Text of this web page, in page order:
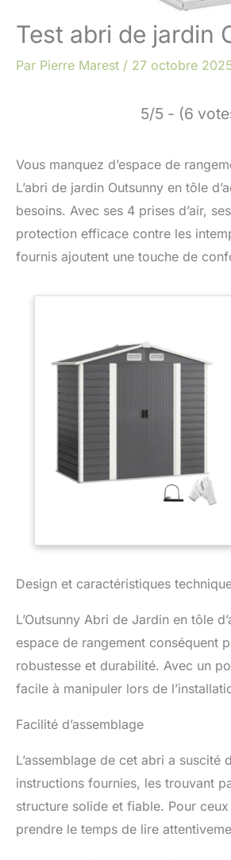
Test abri de jardin
Par Pierre Marest / 27 octobre
5/5 - (6
Vous manquez d’espace de
L’abri de jardin Outsunny en tôle
besoins. Avec ses 4 prises d’air,
protection efficace contre les
fournis ajoutent une touche de
Design et caractéristiques
L’Outsunny Abri de Jardin en tôle
espace de rangement conséquent
robustesse et durabilité. Avec un
facile à manipuler lors de
Facilité d’assemblage
L’assemblage de cet abri a
instructions fournies, les trouvant
structure solide et fiable. Pour
prendre le temps de lire